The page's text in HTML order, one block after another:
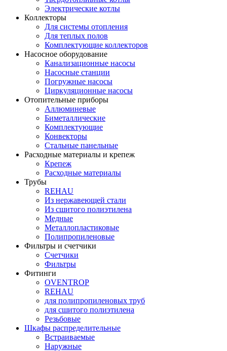
Электрические котлы
Коллекторы
Для системы отопления
Для теплых полов
Комплектующие коллекторов
Насосное оборудование
Канализационные насосы
Насосные станции
Погружные насосы
Циркуляционные насосы
Отопительные приборы
Аллюминевые
Биметаллические
Комплектующие
Конвекторы
Стальные панельные
Расходные материалы и крепеж
Крепеж
Расходные материалы
Трубы
REHAU
Из нержавеющей стали
Из сшитого полиэтилена
Медные
Металлопластиковые
Полипропиленовые
Фильтры и счетчики
Счетчики
Фильтры
Фитинги
OVENTROP
REHAU
для полипропиленовых труб
для сшитого полиэтилена
Резьбовые
Шкафы распределительные
Встраиваемые
Наружные